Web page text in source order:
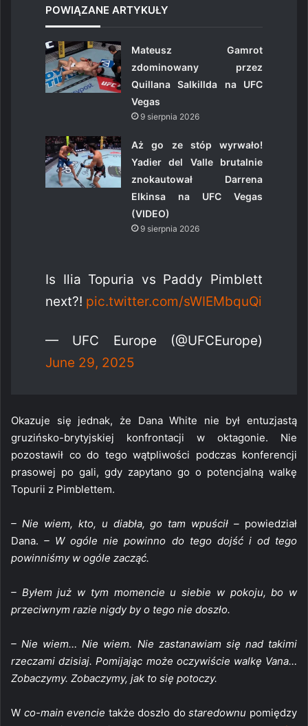
POWIĄZANE ARTYKUŁY
Mateusz Gamrot
zdominowany przez
Quillana Salkillda na UFC
Vegas
9 sierpnia 2026
Aż go ze stóp wyrwało!
Yadier del Valle brutalnie
znokautował Darrena
Elkinsa na UFC Vegas
(VIDEO)
9 sierpnia 2026
Is Ilia Topuria vs Paddy Pimblett
next?! pic.twitter.com/sWIEMbquQi
— UFC Europe (@UFCEurope)
June 29, 2025
Okazuje się jednak, że Dana White nie był entuzjastą
gruzińsko-brytyjskiej konfrontacji w oktagonie. Nie
pozostawił co do tego wątpliwości podczas konferencji
prasowej po gali, gdy zapytano go o potencjalną walkę
Topurii z Pimblettem.
– Nie wiem, kto, u diabła, go tam wpuścił – powiedział
Dana.– W ogóle nie powinno do tego dojść i od tego
powinniśmy w ogóle zacząć.
– Byłem już w tym momencie u siebie w pokoju, bo w
przeciwnym razie nigdy by o tego nie doszło.
– Nie wiem… Nie wiem. Nie zastanawiam się nad takimi
rzeczami dzisiaj. Pomijając może oczywiście walkę Vana…
Zobaczymy. Zobaczymy, jak to się potoczy.
W co-main evencie także doszło dostaredownu pomiędzy